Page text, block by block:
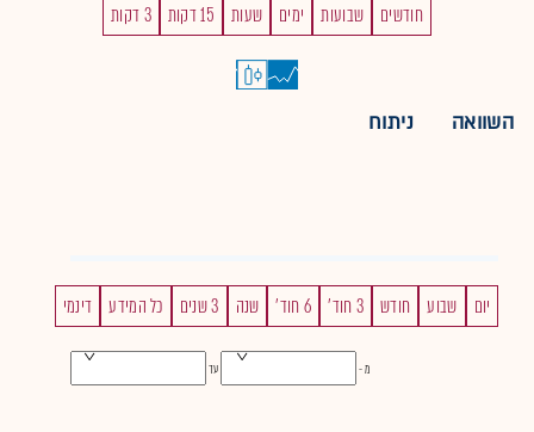
חודשים שבועות ימים שעות 15 דקות 3 דקות
השוואה ניתוח
יום שבוע חודש 3 חוד' 6 חוד' שנה 3 שנים כל המידע דינמי
מ - עד